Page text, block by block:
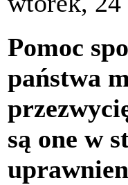
Pomoc
państwa
są one w